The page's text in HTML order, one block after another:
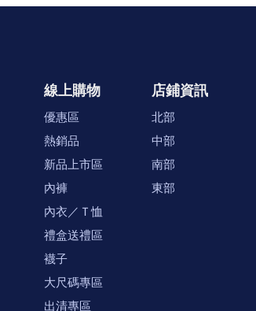
線上購物
優惠區
熱銷品
新品上市區
內褲
內衣／Ｔ恤
禮盒送禮區
襪子
大尺碼專區
出清專區
店鋪資訊
北部
中部
南部
東部